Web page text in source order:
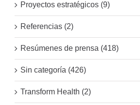
Proyectos estratégicos (9)
Referencias (2)
Resúmenes de prensa (418)
Sin categoría (426)
Transform Health (2)